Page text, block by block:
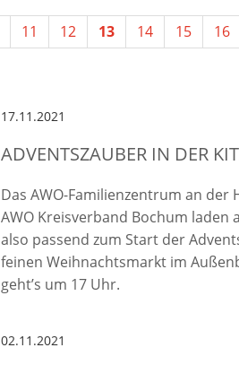
11 12 13 14 15 16
17.11.2021
ADVENTSZAUBER IN DER
Das AWO-Familienzentrum an
AWO Kreisverband Bochum laden
also passend zum Start der
feinen Weihnachtsmarkt im
geht’s um 17 Uhr.
02.11.2021